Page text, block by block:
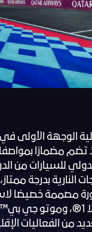
الوجهة الأولى
تضم مضمارًا
للسيارات من
النارية بدرجة
مصممة خصيصًا
الدولية مثل الفورمولا 1®،
من الفعاليات
Circuit AI